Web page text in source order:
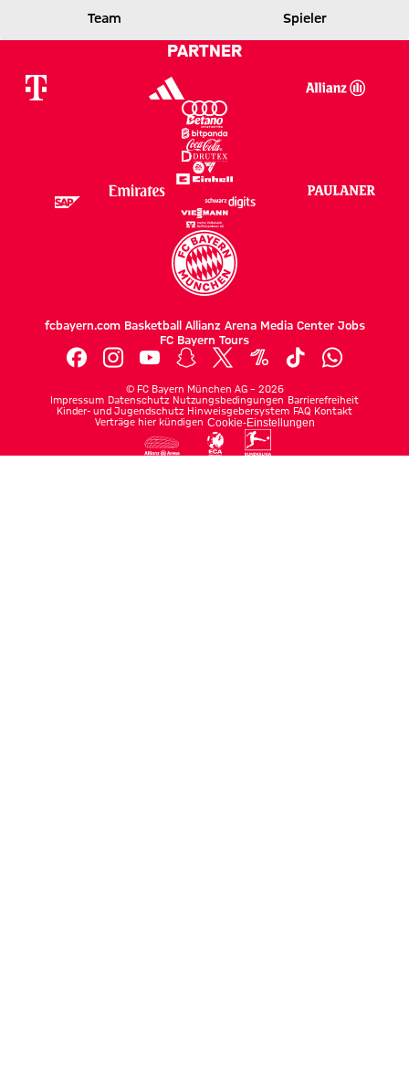
Zwischenergebnis:
0 zu 0 nach Erste Halbzeit
Team Spieler
PARTNER
fcbayern.com Basketball Allianz Arena Media Center Jobs
FC Bayern Tours
© FC Bayern München AG – 2026
Impressum Datenschutz Nutzungsbedingungen Barrierefreiheit
Kinder- und Jugendschutz Hinweisgebersystem FAQ Kontakt
Verträge hier kündigen Cookie-Einstellungen